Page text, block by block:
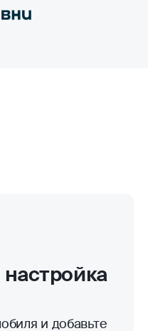
качественный
и добавьте